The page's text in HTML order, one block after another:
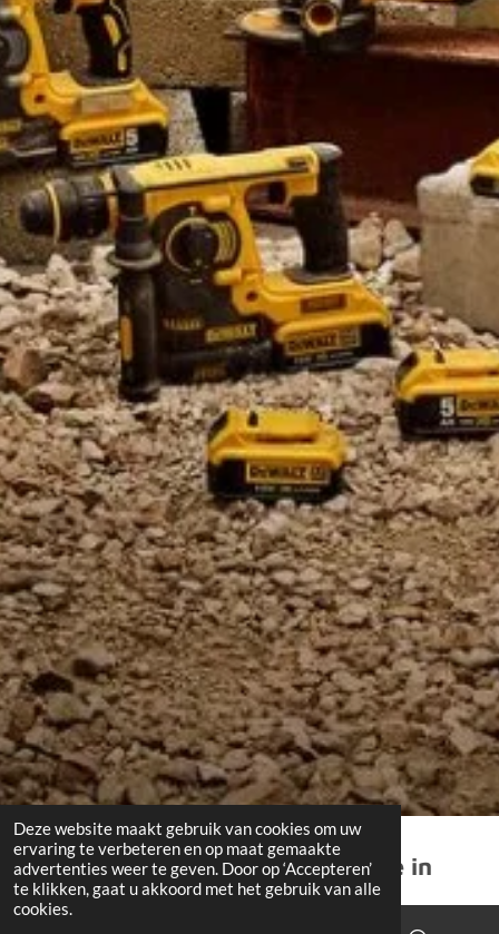
Deze website maakt gebruik van cookies om uw
ervaring te verbeteren en op maat gemaakte
advertenties weer te geven. Door op ‘Accepteren’
te klikken, gaat u akkoord met het gebruik van alle
cookies.
NEN 3140 keuring bij u op locatie in
Hoofddorp